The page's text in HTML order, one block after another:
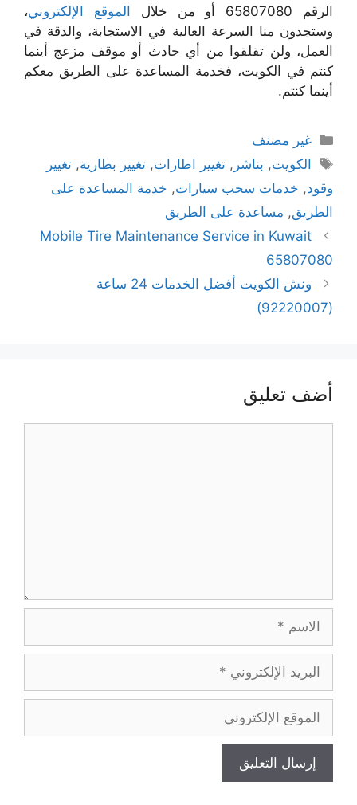
الرقم 65807080 أو من خلال
الموقع الإلكتروني،
وستجدون منا السرعة العالية في الاستجابة، والدقة في
العمل، ولن تقلقوا من أي حادث أو موقف مزعج أينما
كنتم في الكويت، فخدمة المساعدة على الطريق معكم
أينما كنتم.
التصنيفات
غير مصنف
الوسوم
الكويت, بناشر ,تغيير اطارات,تغيير بطارية,تغيير
وقود, خدمات سحب سيارات, خدمة المساعدة على
الطريق, مساعدة على الطريق
Mobile Tire Maintenance Service in Kuwait
65807080
ونش الكويت أفضل الخدمات 24 ساعة
(92220007)
أضف تعليق
الإلكتروني
الإلكتروني